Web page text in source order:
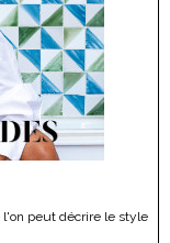
l'on peut décrire le style